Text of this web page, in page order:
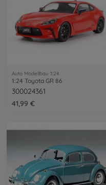
Auto Modellbau 1:24
1:24 Toyota GR 86
300024361
41,99 €